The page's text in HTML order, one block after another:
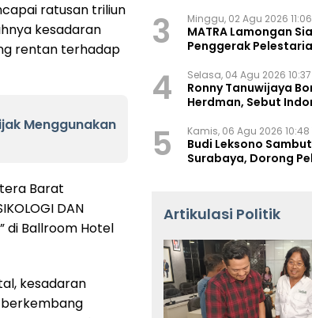
ratusan triliun
kesadaran
rentan terhadap
Menggunakan
Barat
DAN
di Ballroom Hotel
kesadaran
3 Minggu, 02 Agu 2026
MATRA Lamongan
Penggerak
4 Selasa, 04 Agu 2026 10:37
Ronny Tanuwijaya
Herdman, Sebut
5 Kamis, 06 Agu 2026 10:48
Budi Leksono
Surabaya, Dorong
Artikulasi Politik